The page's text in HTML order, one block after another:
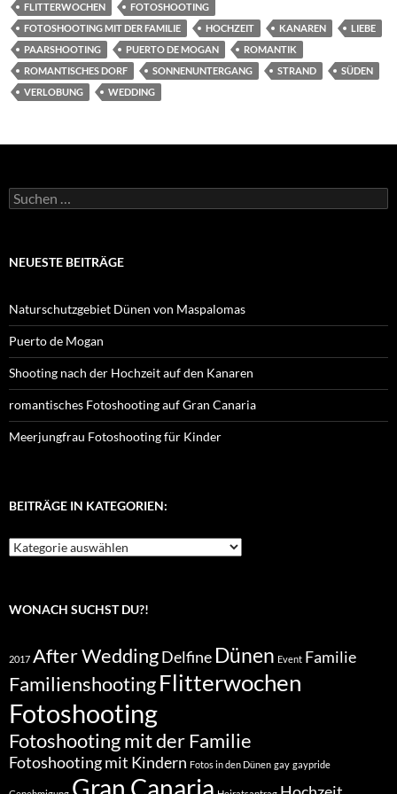
FLITTERWOCHEN
FOTOSHOOTING
FOTOSHOOTING MIT DER FAMILIE
HOCHZEIT KANAREN
LIEBE
PAARSHOOTING
PUERTO DE MOGAN
ROMANTIK
ROMANTISCHES DORF
SONNENUNTERGANG STRAND
SÜDEN
VERLOBUNG
WEDDING
Suchen
nach:
NEUESTE BEITRÄGE
Naturschutzgebiet Dünen von Maspalomas
Puerto de Mogan
Shooting nach der Hochzeit auf den Kanaren
romantisches Fotoshooting auf Gran Canaria
Meerjungfrau Fotoshooting für Kinder
BEITRÄGE IN KATEGORIEN:
Beiträge
in
WONACH SUCHST DU?!
2017 After WeddingDelfine Dünen Event Familie
FamilienshootingFlitterwochen
Fotoshooting
Fotoshooting mit der Familie
Fotoshooting mit Kindern Fotos in den Dünen gay gaypride